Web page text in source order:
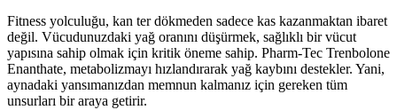
Fitness yolculuğu, kan ter dökmeden sadece kas kazanmaktan ibaret
değil. Vücudunuzdaki yağ oranını düşürmek, sağlıklı bir vücut
yapısına sahip olmak için kritik öneme sahip. Pharm-Tec Trenbolone
Enanthate, metabolizmayı hızlandırarak yağ kaybını destekler. Yani,
aynadaki yansımanızdan memnun kalmanız için gereken tüm
unsurları bir araya getirir.